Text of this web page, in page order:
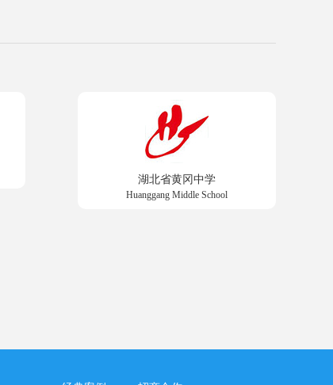
湖北省黄冈中学
Huanggang Middle School